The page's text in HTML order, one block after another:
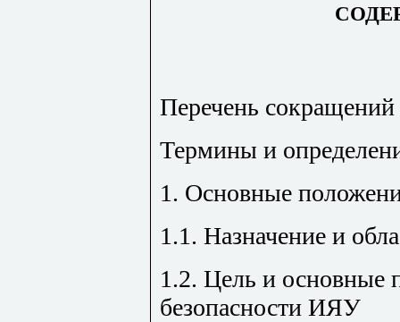
Перечень сокращений
Термины и
1. Основные
1.1. Назначение и
1.2. Цель и основные
безопасности ИЯУ